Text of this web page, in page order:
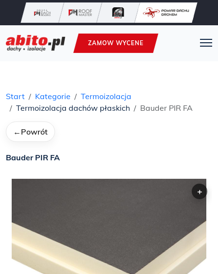
ZAMOW WYCENE
Start Kategorie
Termoizolacja
Termoizolacja dachów płaskich
Bauder PIR FA
← Powrót
Bauder PIR FA
+